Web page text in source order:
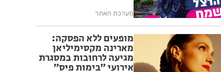
מערכת האתר
מופעים ללא הפסקה:
מארינה מקסימיליאן
מגיעה לרחובות במסגרת
אירועי ״בימות פיס״